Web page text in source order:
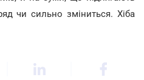
чи сильно зміниться. Хіба